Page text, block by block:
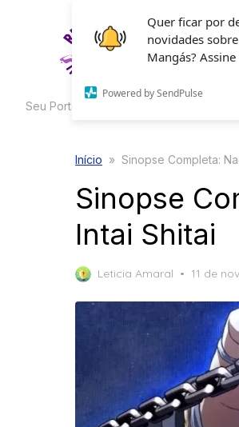
Quer ficar por
novidades
Mangás?
Powered by SendPulse
Seu Portal de Curiosidades
Início » Sinopse Completa:
Sinopse
Intai Shitai
Leticia Amaral
Posted
11 de